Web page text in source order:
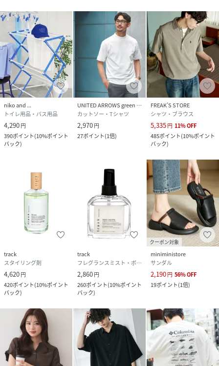
niko and ...
トイレ用品・バス用品
4,290円
390ポイント(10%ポイント
バック)
UNITED ARROWS green label relaxing
カットソー・Tシャツ
2,970円
27ポイント(1倍)
FREAK’S STORE
シャツ・ブラウス
5,335円 11%OFF
485ポイント(10%ポイント
バック)
track
スタイリング剤
4,620円
420ポイント(10%ポイント
バック)
track
フレグランスミスト・ボディミスト
2,860円
260ポイント(10%ポイント
バック)
クーポン対象
miniministore
サンダル
2,190円 56%OFF
19ポイント(1倍)